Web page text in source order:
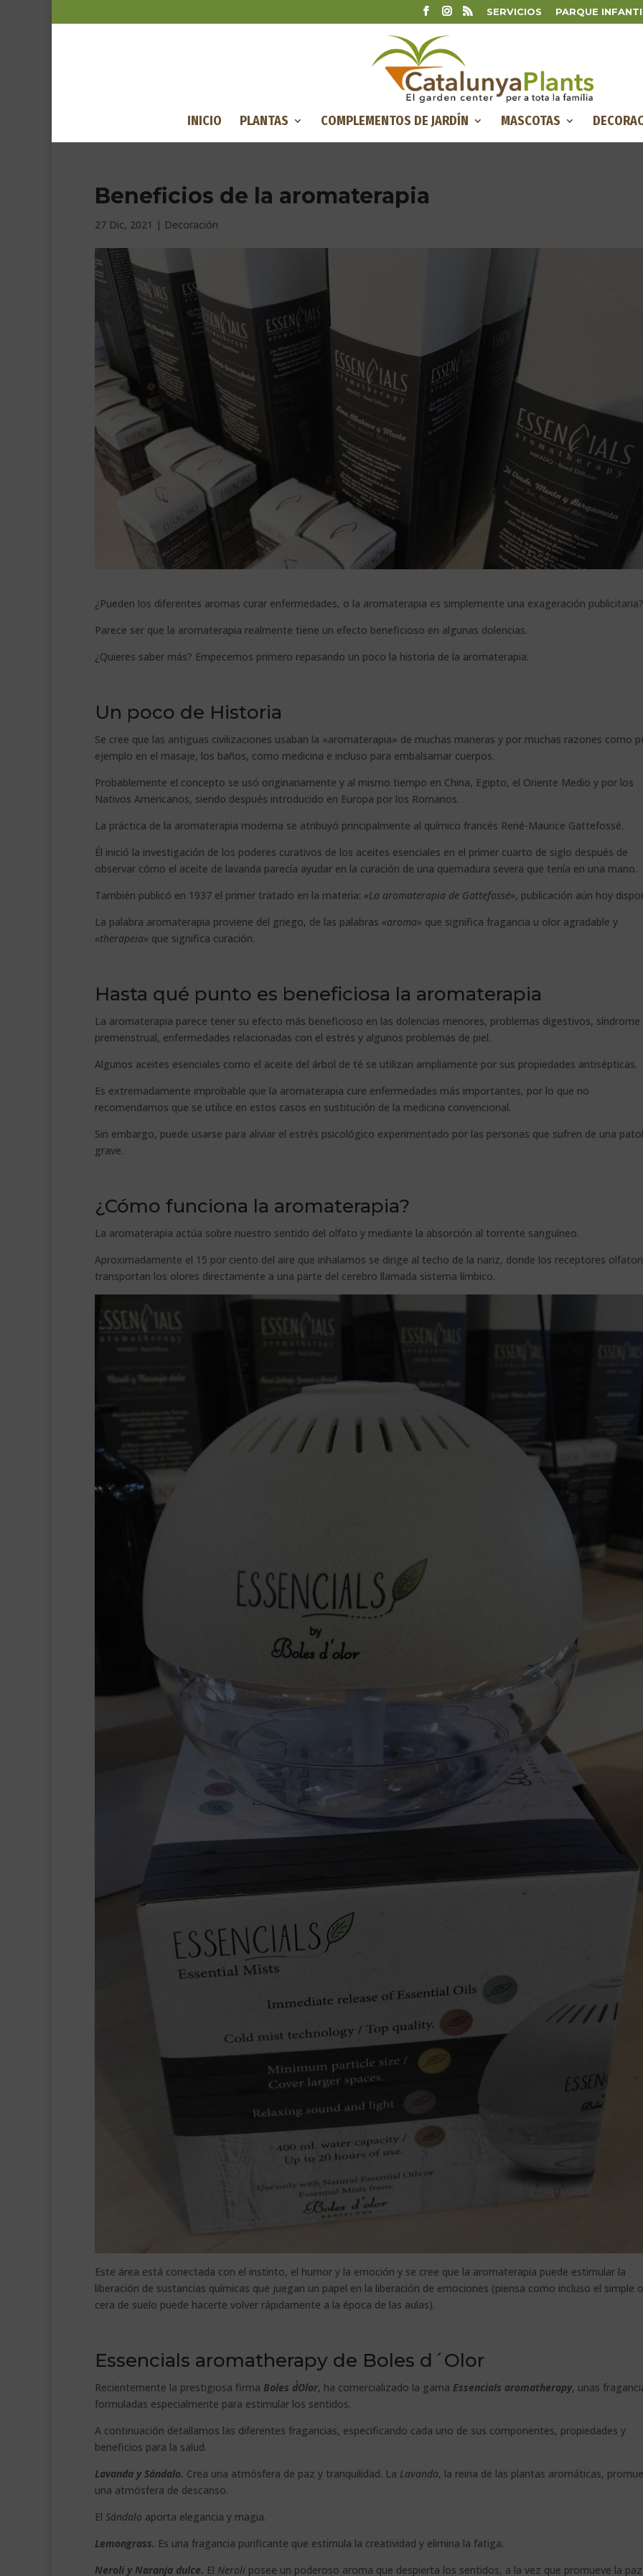
SERVICIOS PARQUE
INICIO PLANTAS COMPLEMENTOS DE JARDÍN MASCOTAS
Beneficios de la aromaterapia
27 Dic, 2021 | Decoración
¿Pueden los diferentes aromas curar enfermedades, o la aromaterapia es simplemente una exageración publicitaria?
Parece ser que la aromaterapia realmente tiene un efecto beneficioso en algunas dolencias.
¿Quieres saber más? Empecemos primero repasando un poco la historia de la aromaterapia.
Un poco de Historia
Se cree que las antiguas civilizaciones usaban la «aromaterapia» de muchas maneras y por muchas razones como
ejemplo en el masaje, los baños, como medicina e incluso para embalsamar cuerpos.
Probablemente el concepto se usó originariamente y al mismo tiempo en China, Egipto, el Oriente Medio y por los
Nativos Americanos, siendo después introducido en Europa por los Romanos.
La práctica de la aromaterapia moderna se atribuyó principalmente al químico francés René-Maurice Gattefossé.
Él inició la investigación de los poderes curativos de los aceites esenciales en el primer cuarto de siglo después de
observar cómo el aceite de lavanda parecía ayudar en la curación de una quemadura severa que tenía en una mano.
También publicó en 1937 el primer tratado en la materia: «La aromaterapia de Gattefossé», publicación aún hoy
La palabra aromaterapia proviene del griego, de las palabras «aroma» que significa fragancia u olor agradable y
«therapeia» que significa curación.
Hasta qué punto es beneficiosa la aromaterapia
La aromaterapia parece tener su efecto más beneficioso en las dolencias menores, problemas digestivos, síndrome
premenstrual, enfermedades relacionadas con el estrés y algunos problemas de piel.
Algunos aceites esenciales como el aceite del árbol de té se utilizan ampliamente por sus propiedades antisépticas.
Es extremadamente improbable que la aromaterapia cure enfermedades más importantes, por lo que no
recomendamos que se utilice en estos casos en sustitución de la medicina convencional.
Sin embargo, puede usarse para aliviar el estrés psicológico experimentado por las personas que sufren de una
grave.
¿Cómo funciona la aromaterapia?
La aromaterapia actúa sobre nuestro sentido del olfato y mediante la absorción al torrente sanguíneo.
Aproximadamente el 15 por ciento del aire que inhalamos se dirige al techo de la nariz, donde los receptores
transportan los olores directamente a una parte del cerebro llamada sistema límbico.
Este área está conectada con el instinto, el humor y la emoción y se cree que la aromaterapia puede estimular la
liberación de sustancias químicas que juegan un papel en la liberación de emociones (piensa como incluso el simple
cera de suelo puede hacerte volver rápidamente a la época de las aulas).
Essencials aromatherapy de Boles d´Olor
Recientemente la prestigiosa firma Boles d´Olor, ha comercializado la gama Essencials aromatherapy, unas
formuladas especialmente para estimular los sentidos.
A continuación detallamos las diferentes fragancias, especificando cada uno de sus componentes, propiedades y
beneficios para la salud.
Lavanda y Sándalo. Crea una atmósfera de paz y tranquilidad. La Lavanda, la reina de las plantas aromáticas,
una atmósfera de descanso.
El Sándalo aporta elegancia y magia.
Lemongrass. Es una fragancia purificante que estimula la creatividad y elimina la fatiga.
Neroli y Naranja dulce. El Neroli posee un poderoso aroma que despierta los sentidos, a la vez que promueve la